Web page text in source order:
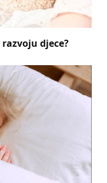
djece?